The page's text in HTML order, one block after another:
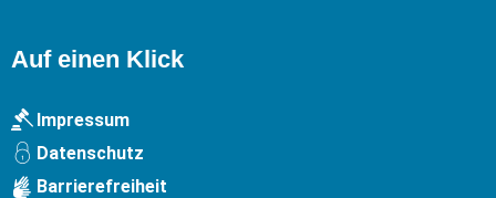
Auf einen Klick
Impressum
Datenschutz
Barrierefreiheit